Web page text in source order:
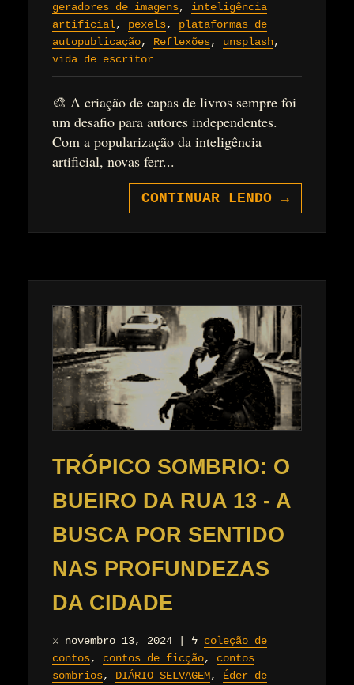
geradores de imagens, inteligência
artificial, pexels, plataformas de
autopublicação, Reflexões, unsplash,
vida de escritor
🎨 A criação de capas de livros sempre foi
um desafio para autores independentes.
Com a popularização da inteligência
artificial, novas ferr...
CONTINUAR LENDO →
TRÓPICO SOMBRIO: O
BUEIRO DA RUA 13 - A
BUSCA POR SENTIDO
NAS PROFUNDEZAS
DA CIDADE
⚔ novembro 13, 2024 ϟ coleção de
contos, contos de ficção, contos
sombrios, DIÁRIO SELVAGEM, Éder de